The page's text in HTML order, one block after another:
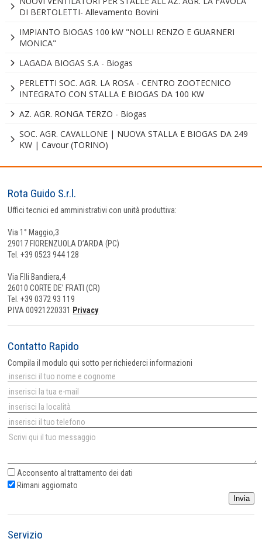
DI BERTOLETTI- Allevamento Bovini
IMPIANTO BIOGAS 100 kW "NOLLI RENZO E GUARNERI
MONICA"
LAGADA BIOGAS S.A - Biogas
PERLETTI SOC. AGR. LA ROSA - CENTRO ZOOTECNICO
INTEGRATO CON STALLA E BIOGAS DA 100 KW
AZ. AGR. RONGA TERZO - Biogas
SOC. AGR. CAVALLONE | NUOVA STALLA E BIOGAS DA 249
KW | Cavour (TORINO)
Rota Guido S.r.l.
Uffici tecnici ed amministrativi con unità produttiva:
Via 1° Maggio,3
29017 FIORENZUOLA D’ARDA (PC)
Tel. +39 0523 944 128
Via F.lli Bandiera,4
26010 CORTE DE’ FRATI (CR)
Tel. +39 0372 93 119
P.IVA 00921220331 Privacy
Contatto Rapido
Compila il modulo qui sotto per richiederci informazioni
Acconsento altrattamento dei dati
Rimani aggiornato
Invia
Servizio